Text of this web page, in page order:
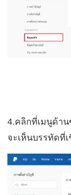
4.คลิกที่เมนูด้าน
จะเห็นบรรทัดที่